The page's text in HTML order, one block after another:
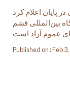
در فرودگاه بین‌المللی قشم
Published on : Feb